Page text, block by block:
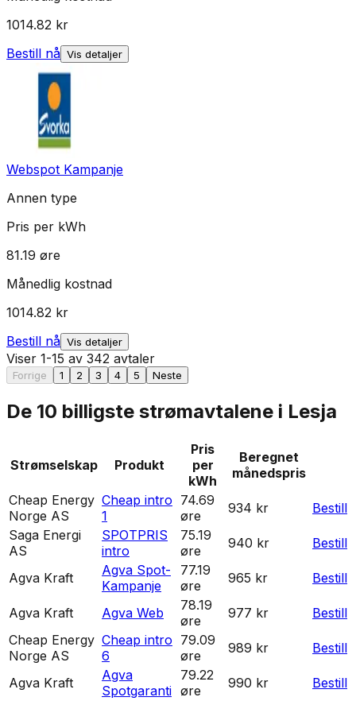
1014.82 kr
Bestill nå Vis detaljer
Webspot Kampanje
Annen type
Pris per kWh
81.19 øre
Månedlig kostnad
1014.82 kr
Bestill nå Vis detaljer
Viser 1-15 av 342 avtaler
Forrige 1 2 3 4 5 Neste
De 10 billigste strømavtalene i Lesja
Strømselskap Produkt
Pris
per
kWh
Beregnet
månedspris
Cheap Energy
Norge AS
Cheap intro
1
74.69
øre
934 kr
Bestill
Saga Energi
AS
SPOTPRIS
intro
75.19
øre
940 kr Bestill
Agva Kraft
Agva Spot-
Kampanje
77.19
øre
965 kr Bestill
Agva Kraft Agva Web
78.19
øre
977 kr
Bestill
Cheap Energy
Norge AS
Cheap intro
6
79.09
øre
989 kr Bestill
Agva Kraft
Agva
Spotgaranti
79.22
øre
990 kr
Bestill